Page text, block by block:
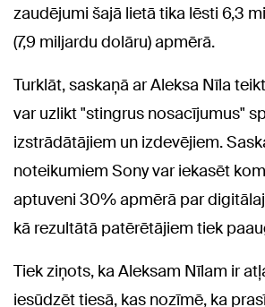
zaudējumi šajā lietā tika lēsti 6,3
(7,9 miljardu dolāru) apmērā.
Turklāt, saskaņā ar Aleksa Nīla
var uzlikt "stingrus nosacījumus"
izstrādātājiem un izdevējiem.
noteikumiem Sony var iekasēt
aptuveni 30% apmērā par
kā rezultātā patērētājiem tiek
Tiek ziņots, ka Aleksam Nīlam ir
iesūdzēt tiesā, kas nozīmē, ka